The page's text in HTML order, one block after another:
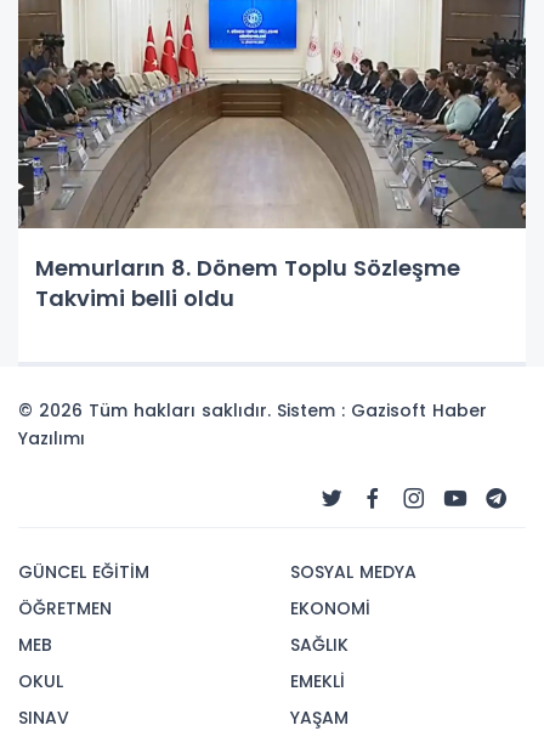
Memurların 8. Dönem Toplu Sözleşme
Takvimi belli oldu
© 2026 Tüm hakları saklıdır. Sistem : Gazisoft Haber
Yazılımı
GÜNCEL EĞİTİM
ÖĞRETMEN
MEB
OKUL
SINAV
SOSYAL MEDYA
EKONOMİ
SAĞLIK
EMEKLİ
YAŞAM